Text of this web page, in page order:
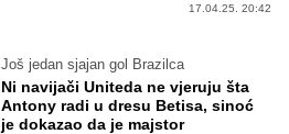
17.04.25. 20:42
Još jedan sjajan gol Brazilca
Ni navijači Uniteda ne vjeruju šta
Antony radi u dresu Betisa, sinoć
je dokazao da je majstor